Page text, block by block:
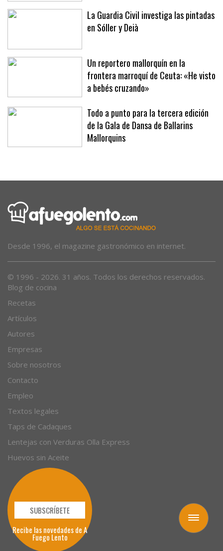
Toggle
navigation
La Guardia Civil investiga las pintadas
Un reportero mallorquín en la
frontera marroquí de Ceuta: «He visto
a bebés cruzando»
Todo a punto para la tercera edición
de la Gala de Dansa de Ballarins
Blog de cocina
Recetas
Artículos
Autores
Empresas
Sobre nosotros
Contacto
Empleo
Textos legales
Taps de Cadaques
Lentejas con Verduras Olla Express
Huevos sin Aceite
SUBSCRÍBETE